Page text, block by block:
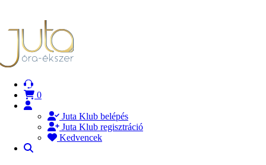
0
Juta Klub belépés
Juta Klub regisztráció
Kedvencek